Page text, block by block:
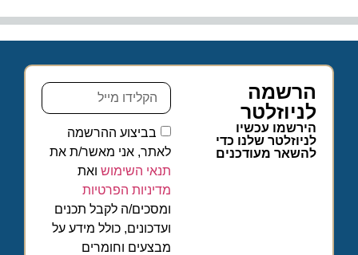
הרשמה
לניוזלטר
הירשמו עכשיו
לניוזלטר שלנו כדי
להשאר מעודכנים
בביצוע ההרשמה
לאתר, אני מאשר/ת את
תנאי השימוש ואת
מדיניות הפרטיות
ומסכים/ה לקבל תכנים
ועדכונים, כולל מידע על
מבצעים וחומרים